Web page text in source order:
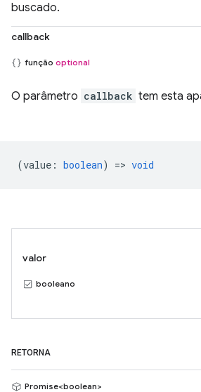
buscado.
callback
função optional
O parâmetro callback tem esta
(value : boolean) => void
valor
booleano
RETORNA
Promise<boolean>